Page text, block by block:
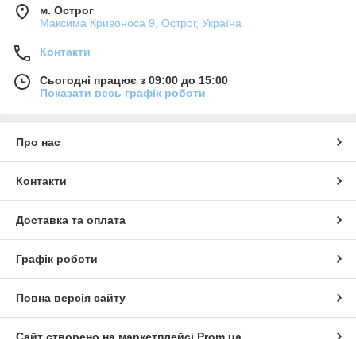
м. Острог
Максима Кривоноса 9, Острог, Україна
Контакти
Сьогодні працює з 09:00 до 15:00
Показати весь графік роботи
Про нас
Контакти
Доставка та оплата
Графік роботи
Повна версія сайту